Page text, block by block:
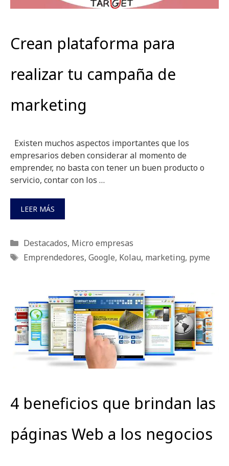
Crean plataforma para
realizar tu campaña de
marketing
Existen muchos aspectos importantes que los
empresarios deben considerar al momento de
emprender, no basta con tener un buen producto o
servicio, contar con los …
LEER MÁS
Categorías
Destacados, Micro empresas
Etiquetas
Emprendedores, Google, Kolau, marketing, pyme
4 beneficios que brindan las
páginas Web a los negocios